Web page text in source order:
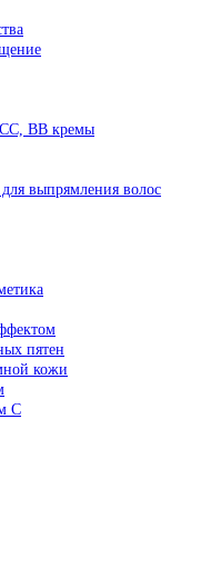
ВВ кремы
для выпрямления волос
пятен
кожи
С